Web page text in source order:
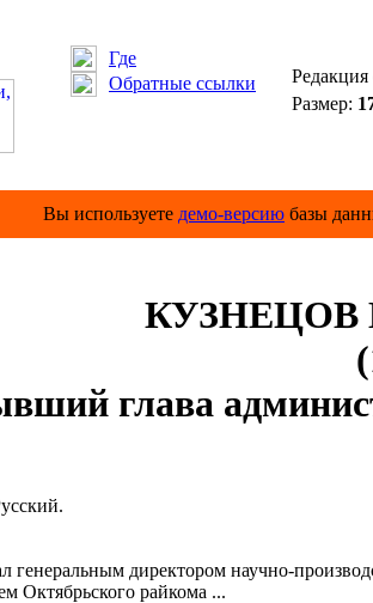
Где
Обратные ссылки
Редакция
Размер:
Вы используете демо-версию базы
КУЗНЕЦОВ
глава
генеральным директором научно-
Октябрьского райкома ...